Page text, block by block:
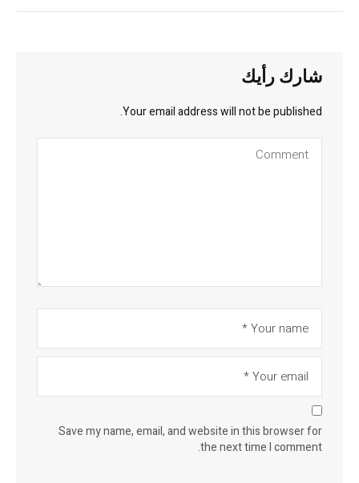
شارك رأيك
Your email address will not be published.
Save my name, email, and website in this browser for
the next time I comment.